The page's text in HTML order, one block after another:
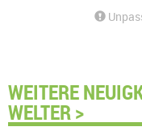
WEITERE
WELTER >